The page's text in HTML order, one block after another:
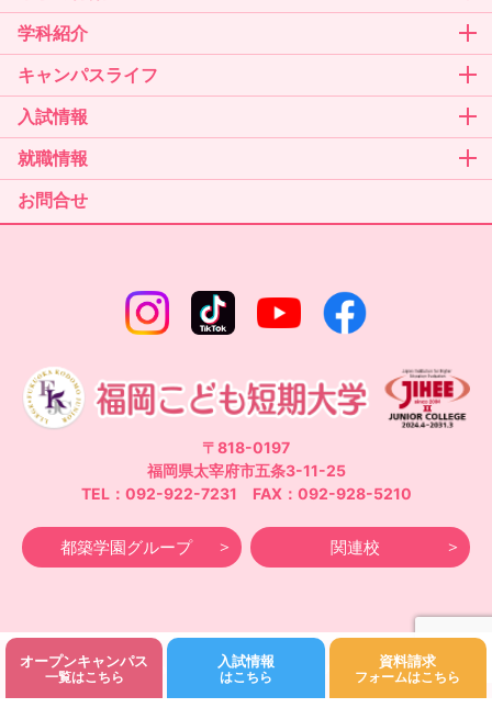
オープンキャンパス
一覧はこちら
入試情報
はこちら
資料請求
フォームはこちら
学科紹介
キャンパスライフ
入試情報
就職情報
お問合せ
〒818-0197
福岡県太宰府市五条3-11-25
TEL：092-922-7231 FAX：092-928-5210
都築学園グループ 関連校
©Fukuoka Kodomo Junior College 都築学園.All rights reserved.